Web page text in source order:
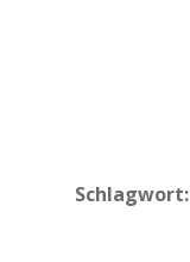
Schlagwort: